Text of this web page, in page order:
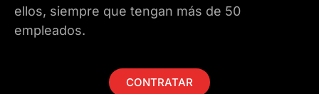
ellos, siempre que tengan más de 50
empleados.
CONTRATAR